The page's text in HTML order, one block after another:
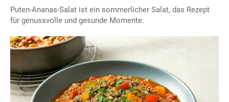
Puten-Ananas-Salat ist ein sommerlicher Salat, das Rezept
für genussvolle und gesunde Momente.